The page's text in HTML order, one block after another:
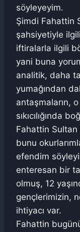
söyleyeyim.
Şimdi Fahattin
şahsiyetiyle
iftiralarla ilgili
yani buna
analitik, daha
yumağından
antaşmaların,
sıkıcılığında
Fahattin Sultan
bunu
efendim
enteresan bir
olmuş, 12
gençlerimizin,
ihtiyacı var.
Fahattin